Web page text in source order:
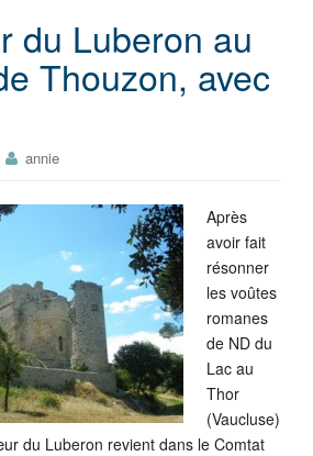
du Luberon au
Thouzon, avec
annie
Après
avoir fait
résonner
les voûtes
romanes
de ND du
Lac au
Thor
(Vaucluse)
du Luberon revient dans le Comtat